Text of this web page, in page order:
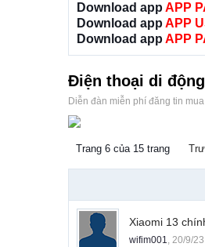
Download app APP
Download app APP
Download app APP
Điện thoại di động
Diễn đàn miễn phí đăng tin
Trang 6 của 15 trang
Xiaomi 13
wifim001, 20/9/23